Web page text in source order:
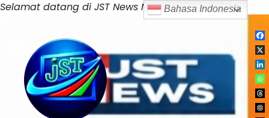
Selamat datang di JST News MediaSkip
to
Bahasa Indonesia